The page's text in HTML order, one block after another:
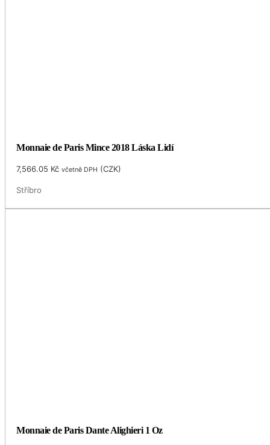
Monnaie de Paris Mince 2018 Láska Lidí
7,566.05 Kč včetně DPH (CZK)
Stříbro
Monnaie de Paris Dante Alighieri 1 Oz